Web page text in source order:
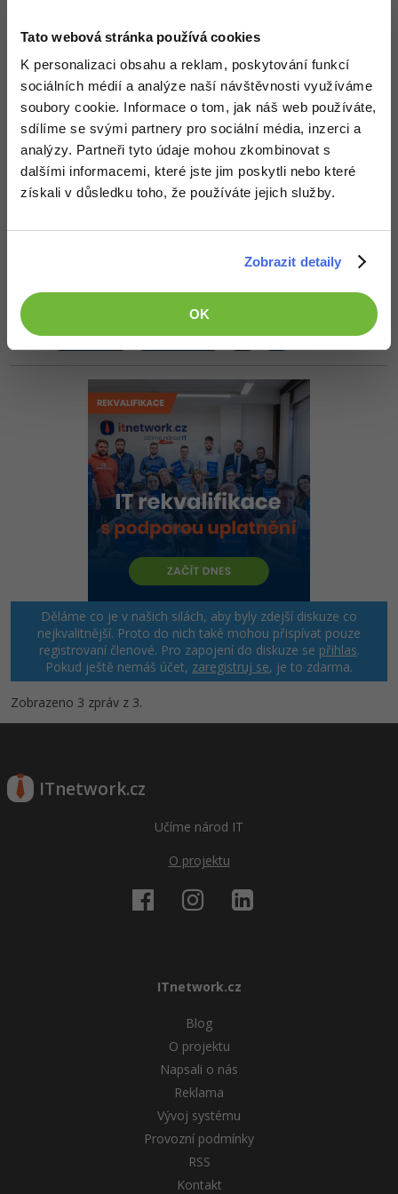
Tato webová stránka používá cookies
K personalizaci obsahu a reklam, poskytování funkcí
sociálních médií a analýze naší návštěvnosti využíváme
soubory cookie. Informace o tom, jak náš web používáte,
sdílíme se svými partnery pro sociální média, inzerci a
analýzy. Partneři tyto údaje mohou zkombinovat s
dalšími informacemi, které jste jim poskytli nebo které
získali v důsledku toho, že používáte jejich služby.
Zobrazit detaily
OK
fixní, nebo obě statické.Ale tohle taky nevypadá moc pěkně když
přes sebe navzájem přejíždějí...
a nějak mi není jasné proč na titulce jsou dva sloupce (menší a
větší) s naprosto stejným obsahem ?
PS. -> neber to jako nějaké rýpání (moje weby mají taky spoustu
chyb),ale spíš jako možnost jak se zlepšit
Editováno
21.6.2013 7:08
No, kdyby to neběželo na Wordpressu tak docela ok ...
Nahoru Odpovědět
Děláme co je v našich silách, aby byly zdejší diskuze co
nejkvalitnější. Proto do nich také mohou přispívat pouze
registrovaní členové. Pro zapojení do diskuze se přihlas.
Pokud ještě nemáš účet, zaregistruj se, je to zdarma.
Zobrazeno 3 zpráv z 3.
ITnetwork.cz
Učíme národ IT
O projektu
ITnetwork.cz
Blog
O projektu
Napsali o nás
Reklama
Vývoj systému
Provozní podmínky
RSS
Kontakt